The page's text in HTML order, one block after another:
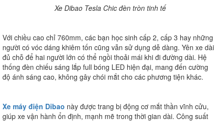
Xe Dibao Tesla Chic đèn tròn tinh tế
Với chiều cao chỉ 760mm, các bạn học sinh cấp 2, cấp 3 hay những
người có vóc dáng khiêm tốn cũng vẫn sử dụng dễ dàng. Yên xe dài
đủ chỗ để hai người lớn có thể ngồi thoải mái khi đi đường dài. Hệ
thống đèn chiếu sáng lắp full bóng LED hiện đại, mang đến cường
độ ánh sáng cao, không gây chói mắt cho các phương tiện khác.
Xe máy điện Dibao này được trang bị động cơ mắt thần vĩnh cửu,
giúp xe vận hành ổn định, mạnh mẽ trong thời gian dài. Công suất